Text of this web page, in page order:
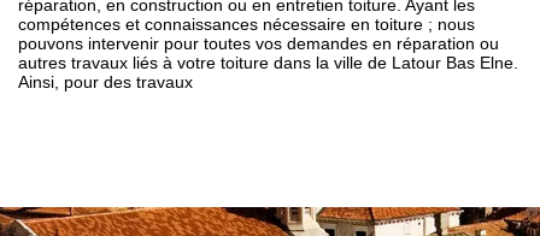
réparation, en construction ou en entretien toiture. Ayant les
compétences et connaissances nécessaire en toiture ; nous
pouvons intervenir pour toutes vos demandes en réparation ou
autres travaux liés à votre toiture dans la ville de Latour Bas Elne.
Ainsi, pour des travaux